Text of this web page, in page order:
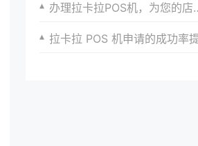
办理拉卡拉POS机，为您的店铺提供多元支付选择
拉卡拉 POS 机申请的成功率提升策